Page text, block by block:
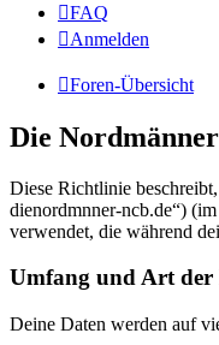
FAQ
Anmelden
Foren-Übersicht
Die
Diese Richtlinie
dienordmnner-ncb.de“)
verwendet, die während
Umfang und Art der
Deine Daten werden auf